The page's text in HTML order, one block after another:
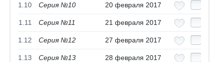
1.10 Серия №10 20 февраля 2017
1.11 Серия №11 21 февраля 2017
1.12 Серия №12 27 февраля 2017
1.13 Серия №13 28 февраля 2017